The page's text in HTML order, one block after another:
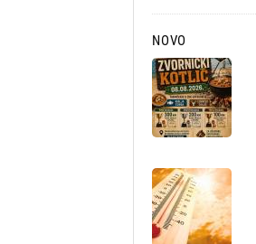
NOVO